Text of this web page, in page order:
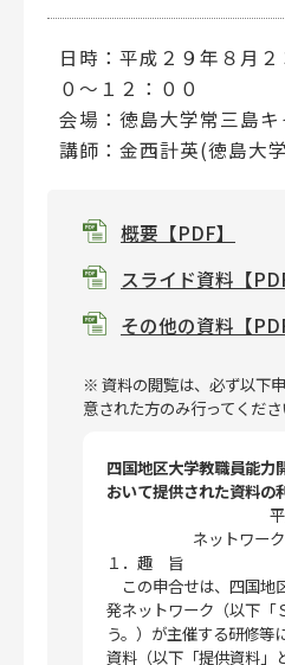
日時：平成２９年８月
０～１２：００
会場：徳島大学常三島キ
講師：金西計英(徳島大
概要【PDF】
スライド資料【
その他の資料【
※ 資料の閲覧は、必ず以下
意された方のみ行ってくださ
四国地区大学教職員能力
おいて提供された資料の
ネットワー
１．趣 旨
この申合せは、四国地
発ネットワーク（以下「
う。）が主催する研修等
資料（以下「提供資料」